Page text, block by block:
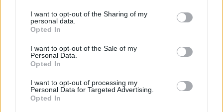
not limited to your visit or usage behaviour. You may click to
grant or deny consent to Google and its third-party tags to
use your data for below specified purposes in below Google
consent section.
I want to opt-out of the Sharing of my
personal data.
Opted In
I want to opt-out of the Sale of my
Personal Data.
Opted In
I want to opt-out of processing my
Personal Data for Targeted Advertising.
Opted In